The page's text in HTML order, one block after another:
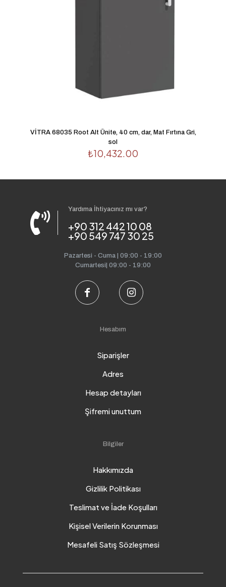
VİTRA 68035 Root Alt Ünite, 40 cm, dar, Mat Fırtına Gri,
sol
₺10,432.00
Yardıma İhtiyacınız mı var?
+90 312 442 10 08
+90 549 747 30 25
Pazartesi - Cuma | 09:00 - 19:00
Cumartesi| 09:00 - 19:00
Hesabım
Siparişler
Adres
Hesap detayları
Şifremi unuttum
Bilgiler
Hakkımızda
Gizlilik Politikası
Teslimat ve İade Koşulları
Kişisel Verilerin Korunması
Mesafeli Satış Sözleşmesi